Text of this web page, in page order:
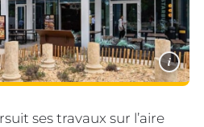
i
ses travaux sur l’aire